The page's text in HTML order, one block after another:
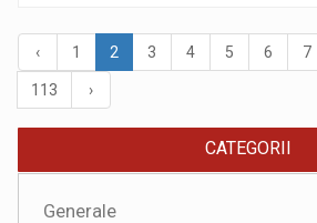
‹ 1 2 3 4 5 6 7
113 ›
CATEGORII
Generale